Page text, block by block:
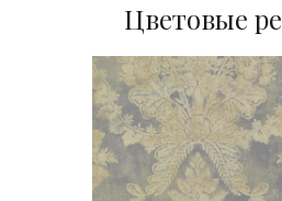
Цветовые